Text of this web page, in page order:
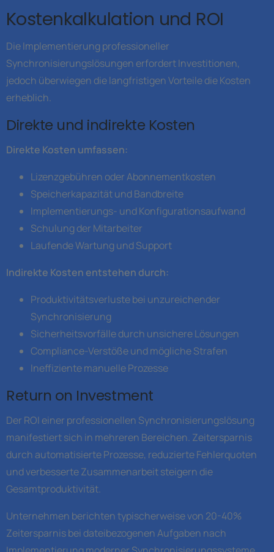
Kostenkalkulation und ROI
Die Implementierung professioneller
Synchronisierungslösungen erfordert Investitionen,
jedoch überwiegen die langfristigen Vorteile die Kosten
erheblich.
Direkte und indirekte Kosten
Direkte Kosten umfassen:
Lizenzgebühren oder Abonnementkosten
Speicherkapazität und Bandbreite
Implementierungs- und Konfigurationsaufwand
Schulung der Mitarbeiter
Laufende Wartung und Support
Indirekte Kosten entstehen durch:
Produktivitätsverluste bei unzureichender
Synchronisierung
Sicherheitsvorfälle durch unsichere Lösungen
Compliance-Verstöße und mögliche Strafen
Ineffiziente manuelle Prozesse
Return on Investment
Der ROI einer professionellen Synchronisierungslösung
manifestiert sich in mehreren Bereichen. Zeitersparnis
durch automatisierte Prozesse, reduzierte Fehlerquoten
und verbesserte Zusammenarbeit steigern die
Gesamtproduktivität.
Unternehmen berichten typischerweise von 20-40%
Zeitersparnis bei dateibezogenen Aufgaben nach